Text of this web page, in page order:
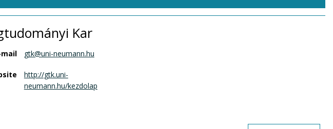
Kar
mail gtk@uni-neumann.hu
http://gtk.uni-
neumann.hu/kezdolap